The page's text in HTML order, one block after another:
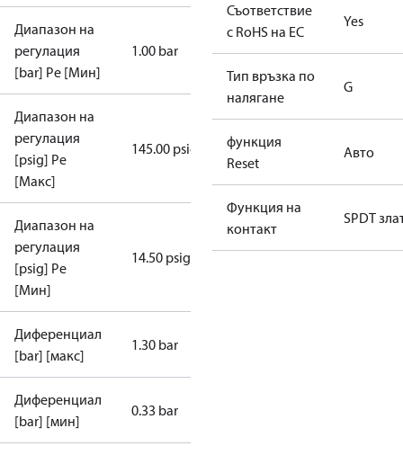
Диапазон на
регулация
[bar] Pe [Мин]
1.00 bar
Диапазон на
регулация
[psig] Pe
[Макс]
145.00 psig
Диапазон на
регулация
[psig] Pe
[Мин]
14.50 psig
Диференциал
[bar] [макс]
1.30 bar
Диференциал
[bar] [мин]
0.33 bar
Съответствие
с RoHS на ЕС
Yes
Тип връзка по
налягане
G
функция
Reset
Авто
Функция на
контакт
SPDT